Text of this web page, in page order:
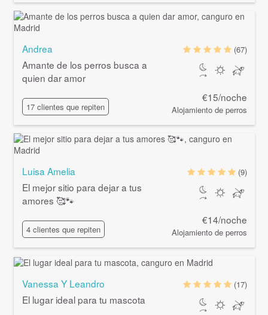
Andrea
Amante de los perros busca a
quien dar amor
17 clientes que repiten
(67)
€15/noche
Alojamiento de perros
Luisa Amelia
El mejor sitio para dejar a tus
amores 🥰🐾
4 clientes que repiten
(9)
€14/noche
Alojamiento de perros
Vanessa Y Leandro
El lugar ideal para tu mascota
(17)